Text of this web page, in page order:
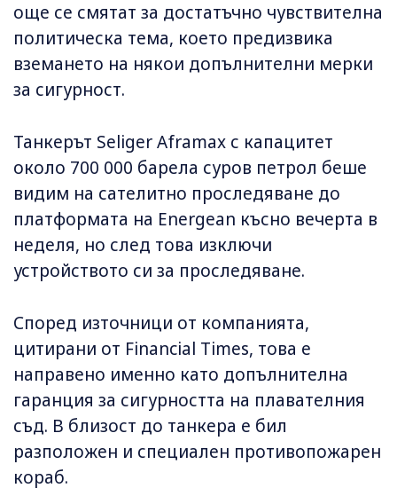
още се смятат за достатъчно чувствителна
политическа тема, което предизвика
вземането на някои допълнителни мерки
за сигурност.
Танкерът Seliger Aframax с капацитет
около 700 000 барела суров петрол беше
видим на сателитно проследяване до
платформата на Energean късно вечерта в
неделя, но след това изключи
устройството си за проследяване.
Според източници от компанията,
цитирани от Financial Times, това е
направено именно като допълнителна
гаранция за сигурността на плавателния
съд. В близост до танкера е бил
разположен и специален противопожарен
кораб.